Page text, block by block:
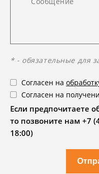
* - обязательные для
Согласен на
Согласен на
Если предпочитаете
то позвоните нам +7
18:00)